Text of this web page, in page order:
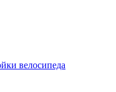
велосипеда